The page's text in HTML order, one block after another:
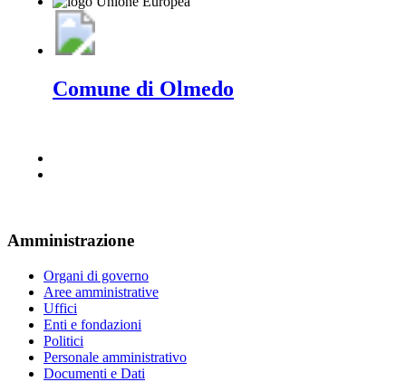
Comune di Olmedo
Amministrazione
Organi di governo
Aree amministrative
Uffici
Enti e fondazioni
Politici
Personale amministrativo
Documenti e Dati